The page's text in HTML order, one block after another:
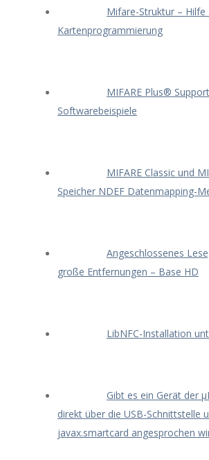
Mifare-Struktur –
Kartenprogrammierung
MIFARE Plus®
Softwarebeispiele
MIFARE Classic und
Speicher NDEF Datenmapping-
Angeschlossenes
große Entfernungen – Base HD
LibNFC-Installation
Gibt es ein Gerät der
direkt über die USB-Schnittstelle
javax.smartcard angesprochen